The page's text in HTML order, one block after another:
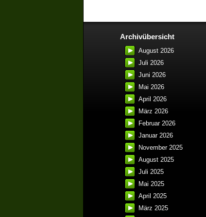
Archivübersicht
August 2026
Juli 2026
Juni 2026
Mai 2026
April 2026
März 2026
Februar 2026
Januar 2026
November 2025
August 2025
Juli 2025
Mai 2025
April 2025
März 2025